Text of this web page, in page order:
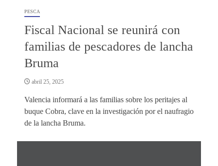
PESCA
Fiscal Nacional se reunirá con
familias de pescadores de lancha
Bruma
abril 25, 2025
Valencia informará a las familias sobre los peritajes al
buque Cobra, clave en la investigación por el naufragio
de la lancha Bruma.